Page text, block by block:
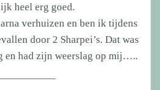
heel erg goed.
verhuizen en ben ik tijdens
door 2 Sharpei’s. Dat was
en had zijn weerslag op mij…..